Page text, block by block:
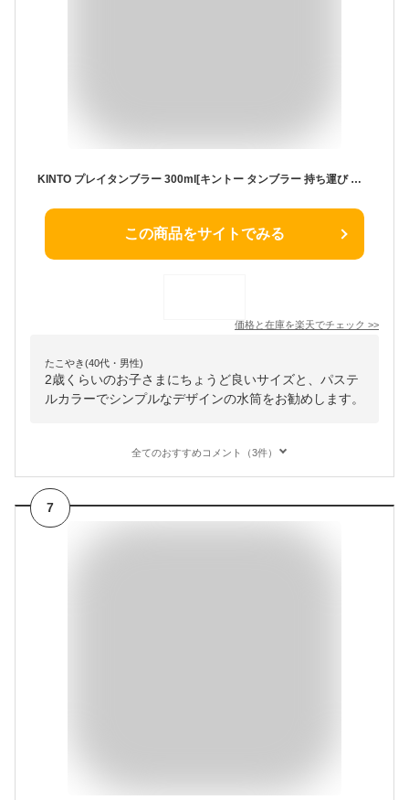
KINTO プレイタンブラー 300ml[キントー タンブラー 持ち運び ストロー付き ストロー 子供 水筒 保冷 子ども キッズ 保育園 幼稚園 1歳 2歳 3歳 マグボトル 保冷水筒 幼児 こども ステンレス]
この商品をサイトでみる
価格と在庫を楽天でチェック >>
たこやき(40代・男性)
2歳くらいのお子さまにちょうど良いサイズと、パステ
ルカラーでシンプルなデザインの水筒をお勧めします。
全てのおすすめコメント（3件）
7